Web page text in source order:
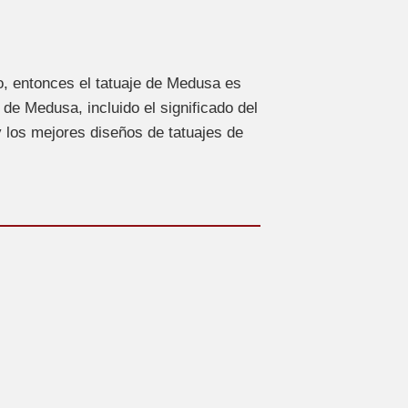
entonces el tatuaje de Medusa es
Medusa, incluido el significado del
mejores diseños de tatuajes de